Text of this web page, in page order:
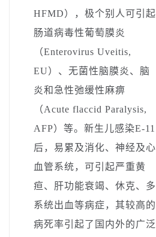
HFMD）， 极个别人可引起
肠道病毒性葡萄膜炎
（Enterovirus Uveitis,
EU） 、 无菌性脑膜炎 、 脑
炎和 急性弛缓性麻痹
（Acute flaccid Paralysis,
AFP）等。新生儿感染E-11
后，易累及消化、神经及心
血管系统，可引起严重黄
疸、肝功能衰竭、休克、多
系统出血等病症，其较高的
病死率引起了国内外的广泛